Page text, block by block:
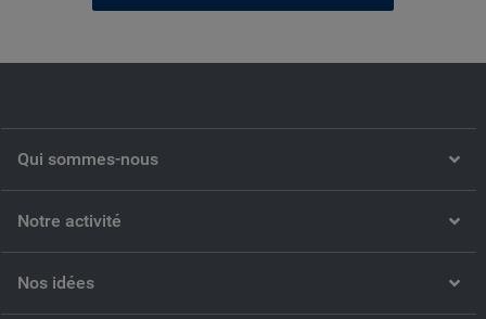
Qui sommes-nous
Notre activité
Nos idées